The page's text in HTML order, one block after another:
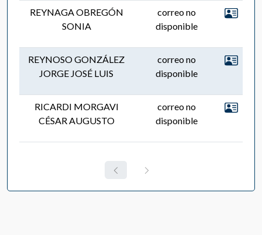
REYNAGA OBREGÓN
SONIA
correo no
disponible
REYNOSO GONZÁLEZ
JORGE JOSÉ LUIS
correo no
disponible
RICARDI MORGAVI
CÉSAR AUGUSTO
correo no
disponible